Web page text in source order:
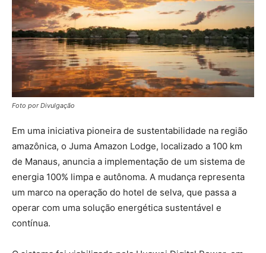
Foto por Divulgação
Em uma iniciativa pioneira de sustentabilidade na região
amazônica, o Juma Amazon Lodge, localizado a 100 km
de Manaus, anuncia a implementação de um sistema de
energia 100% limpa e autônoma. A mudança representa
um marco na operação do hotel de selva, que passa a
operar com uma solução energética sustentável e
contínua.